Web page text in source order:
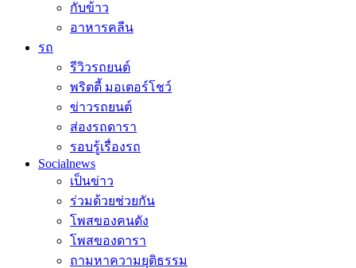
กับข้าว
อาหารคลีน
รถ
รีวิวรถยนต์
พริตตี้ มอเตอร์โชว์
ข่าวรถยนต์
ส่องรถดารา
รอบรู้เรื่องรถ
Socialnews
เป็นข่าว
ร่วมด้วยช่วยกัน
โพสของคนดัง
โพสของดารา
ถามหาความยุติธรรม